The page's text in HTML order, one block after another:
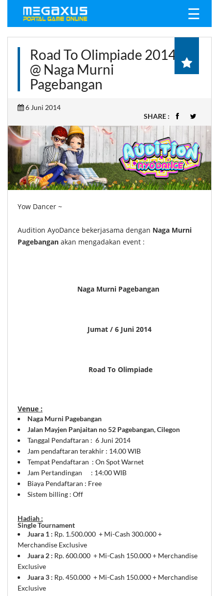
☰
Road To Olimpiade 2014
@ Naga Murni
Pagebangan
6 Juni 2014
SHARE :
Yow Dancer ~
Audition AyoDance bekerjasama dengan Naga Murni
Pagebangan akan mengadakan event :
Naga Murni Pagebangan
Jumat / 6 Juni 2014
Road To Olimpiade
Venue :
Naga Murni Pagebangan
Jalan Mayjen Panjaitan no 52 Pagebangan, Cilegon
Tanggal Pendaftaran : 6 Juni 2014
Jam pendaftaran terakhir : 14.00 WIB
Tempat Pendaftaran : On Spot Warnet
Jam Pertandingan : 14:00 WIB
Biaya Pendaftaran : Free
Sistem billing : Off
Hadiah :
Single Tournament
Juara 1 : Rp. 1.500.000 + Mi-Cash 300.000 +
Merchandise Exclusive
Juara 2 : Rp. 600.000 + Mi-Cash 150.000 + Merchandise
Exclusive
Juara 3 : Rp. 450.000 + Mi-Cash 150.000 + Merchandise
Exclusive